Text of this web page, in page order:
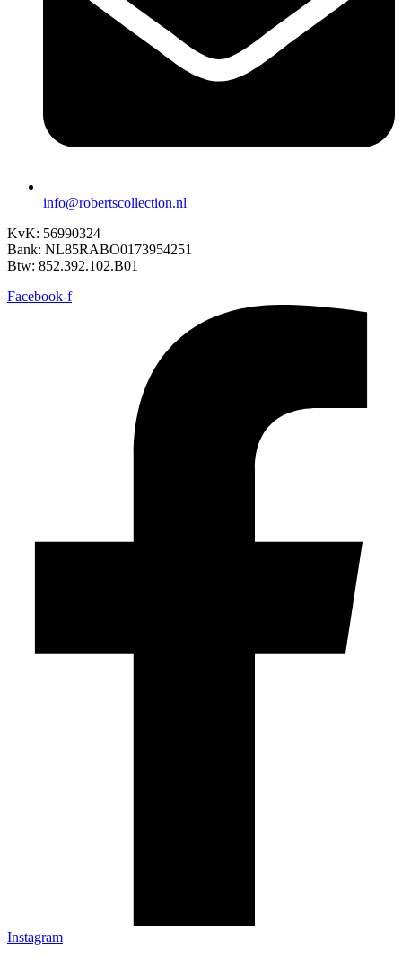
info@robertscollection.nl
KvK: 56990324
Bank: NL85RABO0173954251
Btw: 852.392.102.B01
Facebook-f
Instagram